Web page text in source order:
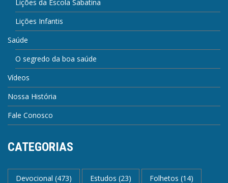
Lições da Escola Sabatina
Lições Infantis
Saúde
O segredo da boa saúde
Vídeos
Nossa História
Fale Conosco
CATEGORIAS
Devocional (473) Estudos (23) Folhetos (14)